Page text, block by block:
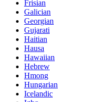
Frisian
Galician
Georgian
Gujarati
Haitian
Hausa
Hawaiian
Hebrew
Hmong
Hungarian
Icelandic